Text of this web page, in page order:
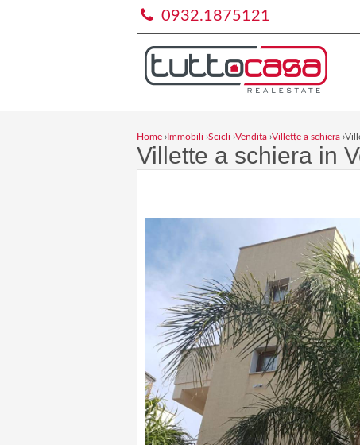
0932.1875121
Home ›Immobili ›Scicli ›Vendita ›Villette a schiera ›
Villette a schiera in